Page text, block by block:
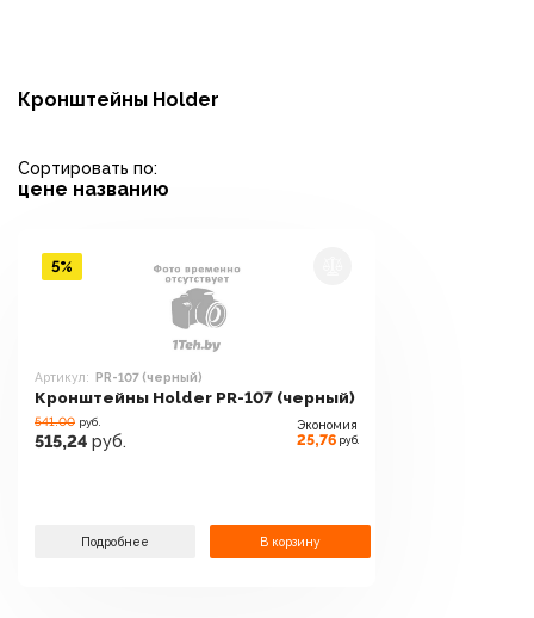
Кронштейны Holder
Сортировать по:
цене названию
Артикул: PR-107 (черный)
Кронштейны Holder PR-107 (черный)
541.00 руб.
515,24 руб.
Экономия
25,76 руб.
Подробнее В корзину
5%